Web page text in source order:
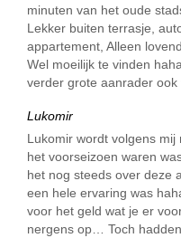
minuten van het oude
Lekker buiten terrasje,
appartement, Alleen
Wel moeilijk te vinden
verder grote aanrader
Lukomir
Lukomir wordt volgens
het voorseizoen waren
het nog steeds over deze
een hele ervaring was
voor het geld wat je er
nergens op… Toch